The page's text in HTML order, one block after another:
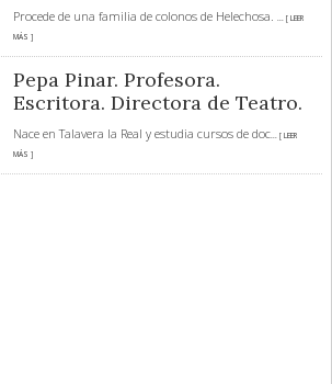
Procede de una familia de colonos de Helechosa. ... [ LEER
MÁS ]
Pepa Pinar. Profesora.
Escritora. Directora de Teatro.
Nace en Talavera la Real y estudia cursos de doc... [ LEER
MÁS ]